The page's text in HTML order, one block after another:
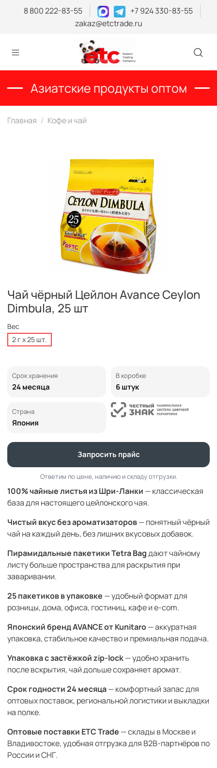
8 800 222-83-55
+7 924 330-83-55
zakaz@etctrade.ru
Азиатские продукты оптом
Главная Кофе и чай
Чай чёрный Цейлон Avance Ceylon
Dimbula, 25 шт
Вес
2 г х 25 шт.
Срок хранения
24 месяца
В коробке
6 штук
Страна
Япония
Запросить прайс
Ответим по цене, наличию и складу отгрузки.
100% чайные листья из Шри-Ланки — классическая
база для настоящего цейлонского чая.
Чистый вкус без ароматизаторов— понятный чёрный
чай на каждый день, без лишних вкусовых добавок.
Пирамидальные пакетики Tetra Bagдают чайному
листу больше пространства для раскрытия при
заваривании.
25 пакетиков в упаковке — удобный формат для
розницы, дома, офиса, гостиниц, кафе и e-com.
Японский бренд AVANCE от Kunitaro— аккуратная
упаковка, стабильное качество и премиальная подача.
Упаковка с застёжкой zip-lock— удобно хранить
после вскрытия, чай дольше сохраняет аромат.
Срок годности 24 месяца— комфортный запас для
оптовых поставок, региональной логистики и выкладки
на полке.
Оптовые поставки ETC Trade — склады в Москве и
Владивостоке, удобная отгрузка для B2B-партнёров по
России и СНГ.